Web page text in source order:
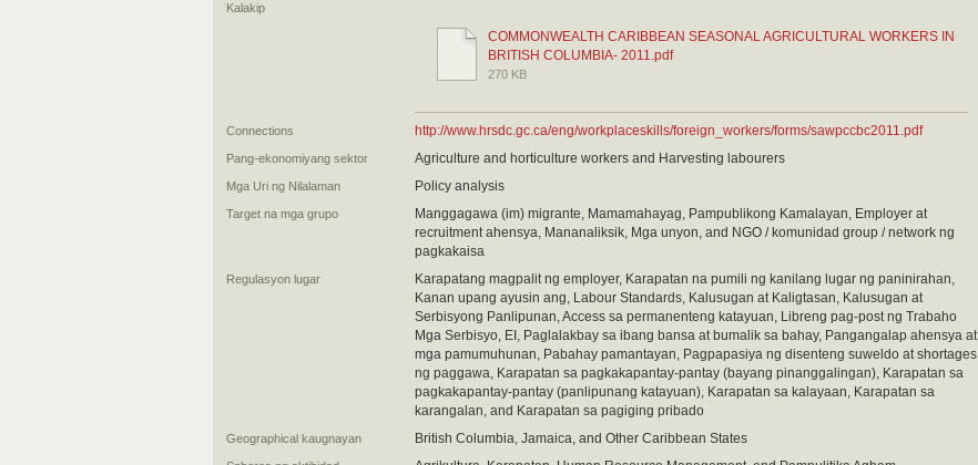
Kalakip
COMMONWEALTH CARIBBEAN SEASONAL AGRICULTURAL WORKERS IN
BRITISH COLUMBIA- 2011.pdf
270 KB
Connections http://www.hrsdc.gc.ca/eng/workplaceskills/foreign_workers/forms/sawpccbc2011.pdf
Pang-ekonomiyang sektor Agriculture and horticulture workers and Harvesting labourers
Mga Uri ng Nilalaman Policy analysis
Target na mga grupo
Manggagawa (im) migrante, Mamamahayag, Pampublikong Kamalayan, Employer at
recruitment ahensya, Mananaliksik, Mga unyon, and NGO / komunidad group / network ng
pagkakaisa
Regulasyon lugar
Karapatang magpalit ng employer, Karapatan na pumili ng kanilang lugar ng paninirahan,
Kanan upang ayusin ang, Labour Standards, Kalusugan at Kaligtasan, Kalusugan at
Serbisyong Panlipunan, Access sa permanenteng katayuan, Libreng pag-post ng Trabaho
Mga Serbisyo, EI, Paglalakbay sa ibang bansa at bumalik sa bahay, Pangangalap ahensya at
mga pamumuhunan, Pabahay pamantayan, Pagpapasiya ng disenteng suweldo at shortages
ng paggawa, Karapatan sa pagkakapantay-pantay (bayang pinanggalingan), Karapatan sa
pagkakapantay-pantay (panlipunang katayuan), Karapatan sa kalayaan, Karapatan sa
karangalan, and Karapatan sa pagiging pribado
Geographical kaugnayan British Columbia, Jamaica, and Other Caribbean States